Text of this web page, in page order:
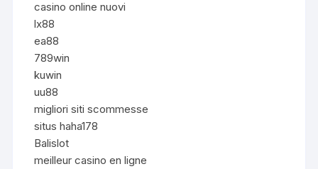
casino online nuovi
lx88
ea88
789win
kuwin
uu88
migliori siti scommesse
situs haha178
Balislot
meilleur casino en ligne